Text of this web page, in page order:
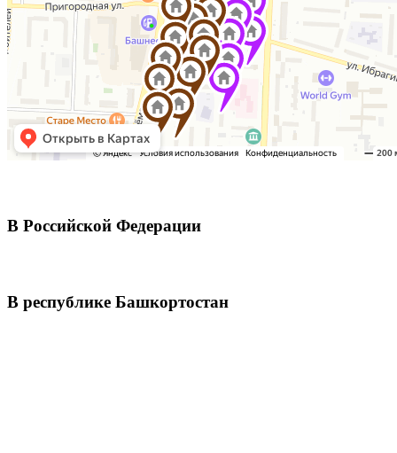
В Российской Федерации
В республике Башкортостан